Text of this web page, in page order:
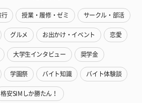
行 授業・履修・ゼミ サークル・部活
グルメ お出かけ・イベント 恋愛
大学生インタビュー 奨学金
学園祭 バイト知識 バイト体験談
格安SIMしか勝たん！